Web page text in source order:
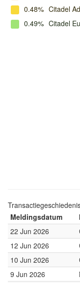
0.48% Citadel
0.49% Citadel
Meldingsdatum
22 Jun 2026
12 Jun 2026
10 Jun 2026
9 Jun 2026